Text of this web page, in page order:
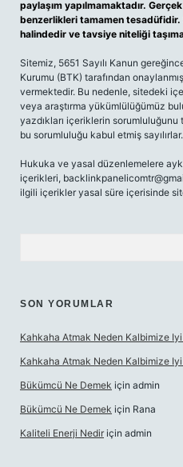
paylaşım yapılmamaktadır.
benzerlikleri tamamen
halindedir ve tavsiye niteliği
Sitemiz, 5651 Sayılı Kanun
Kurumu (BTK) tarafından
vermektedir. Bu nedenle, sitedeki
veya araştırma yükümlülüğümüz
yazdıkları içeriklerin
bu sorumluluğu kabul etmiş sayılırlar.
Hukuka ve yasal düzenlemelere
içerikleri,
ilgili içerikler yasal süre içerisinde
SON YORUMLAR
Kahkaha Atmak Neden Kalbimize
Kahkaha Atmak Neden Kalbimize
Bükümcü Ne Demek için admin
Bükümcü Ne Demek için Rana
Kaliteli Enerji Nedir için admin